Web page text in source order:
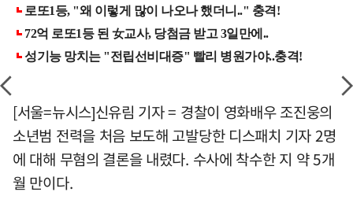
[서울=뉴시스]신유림 기자 = 경찰이 영화배우 조진웅의
소년범 전력을 처음 보도해 고발당한 디스패치 기자 2명
에 대해 무혐의 결론을 내렸다. 수사에 착수한 지 약 5개
월 만이다.